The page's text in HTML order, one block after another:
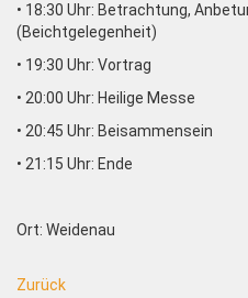
• 18:30 Uhr: Betrachtung,
(Beichtgelegenheit)
• 19:30 Uhr: Vortrag
• 20:00 Uhr: Heilige Messe
• 20:45 Uhr: Beisammensein
• 21:15 Uhr: Ende
Ort: Weidenau
Zurück